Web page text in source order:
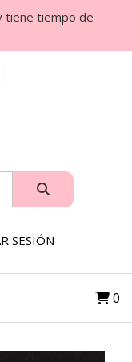
tiene tiempo de
SESIÓN
0